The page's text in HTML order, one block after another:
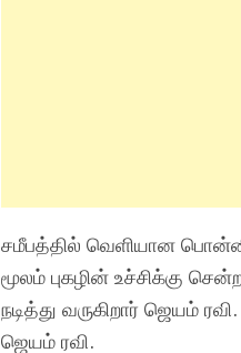
சமீபத்தில் வெளியான
மூலம்புகழின்உச்சிக்கு
நடித்து வருகிறார் ஜெயம்
ஜெயம் ரவி.